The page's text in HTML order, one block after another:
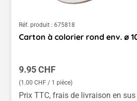
Réf. produit : 675818
Carton à colorier rond env. ø
Prix régulier :
9.95 CHF
(1.00 CHF / 1 pièce)
Prix TTC, frais de livraison en sus